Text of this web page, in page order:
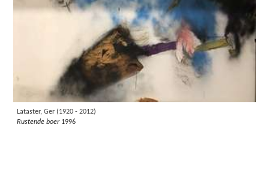
Lataster, Ger (1920 - 2012)
Rustende boer 1996